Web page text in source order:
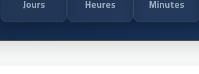
Jours Heures Minutes